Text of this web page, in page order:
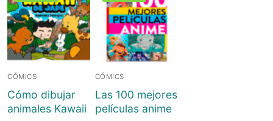
CÓMICS
Cómo dibujar
animales Kawaii
CÓMICS
Las 100 mejores
películas anime